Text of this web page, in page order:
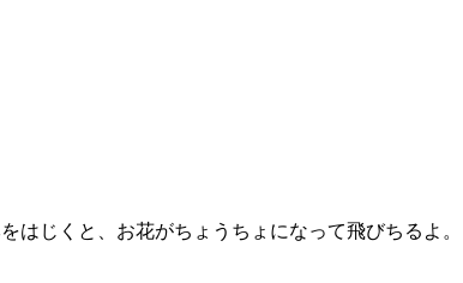
はじくと、お花がちょうちょになって飛びちるよ。